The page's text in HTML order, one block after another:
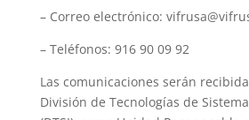
– Correo electrónico:
– Teléfonos: 916 90 09 92
Las comunicaciones serán
División de Tecnologías de